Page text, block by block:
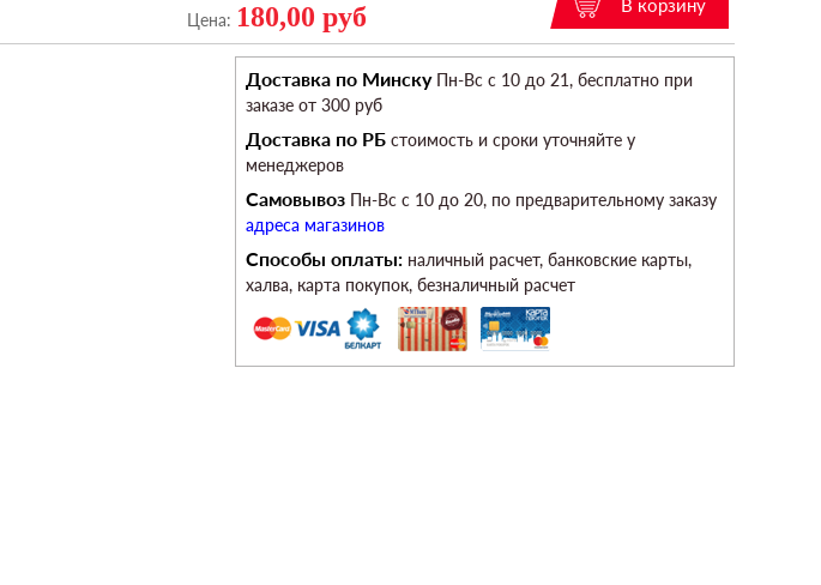
Цена: 180,00 руб
Доставка по МинскуПн-Вс c 10 до 21, бесплатно при
заказе от 300 руб
Доставка по РБ стоимость и сроки уточняйте у
менеджеров
Самовывоз Пн-Вс c 10 до 20, по предварительному заказу
адреса магазинов
Способы оплаты: наличный расчет, банковские карты,
халва, карта покупок, безналичный расчет